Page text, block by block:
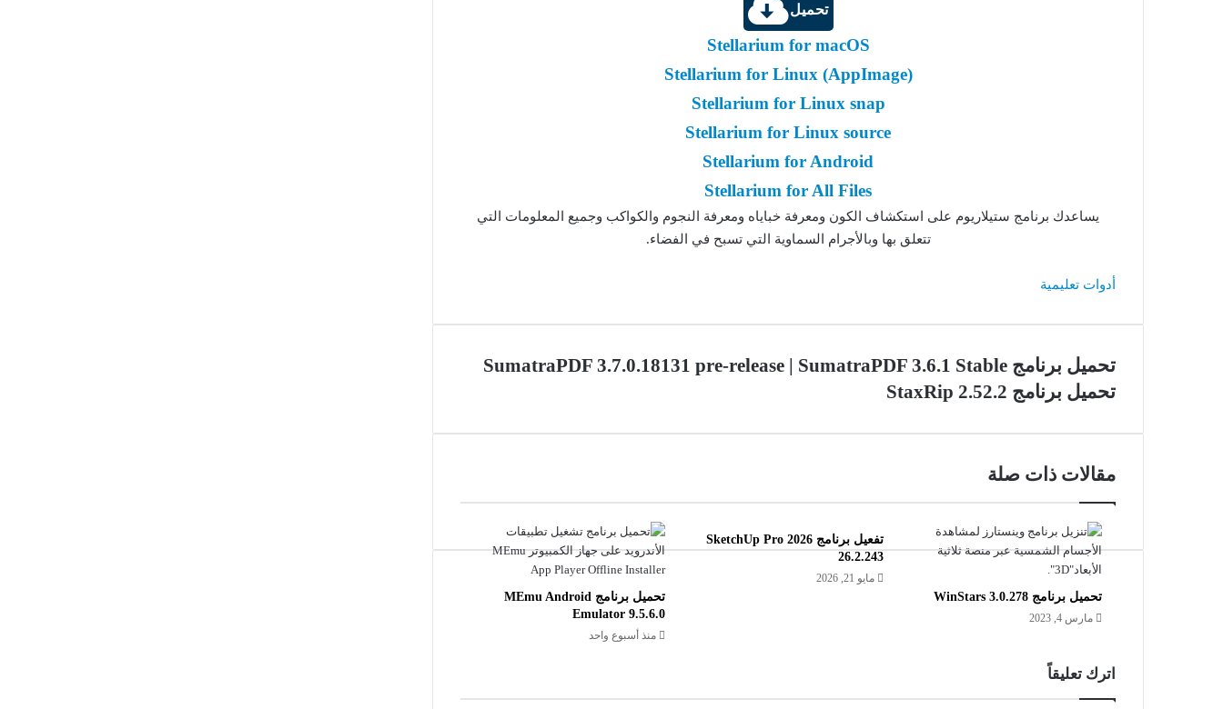
تحميل
Stellarium for macOS
Stellarium for Linux (AppImage)
Stellarium for Linux snap
Stellarium for Linux source
Stellarium for Android
Stellarium for All Files
يساعدك برنامج ستيلاريوم على استكشاف الكون ومعرفة خباياه ومعرفة النجوم والكواكب وجميع المعلومات التي
تتعلق بها وبالأجرام السماوية التي تسبح في الفضاء.
أدوات تعليمية
تحميل برنامج SumatraPDF 3.7.0.18131 pre-release | SumatraPDF 3.6.1 Stable
تحميل برنامج StaxRip 2.52.2
مقالات ذات صلة
تحميل برنامج WinStars 3.0.278
مارس 4, 2023
تفعيل برنامج SketchUp Pro 2026
26.2.243
مايو 21, 2026
تحميل برنامج MEmu Android
Emulator 9.5.6.0
منذ أسبوع واحد
اترك تعليقاً